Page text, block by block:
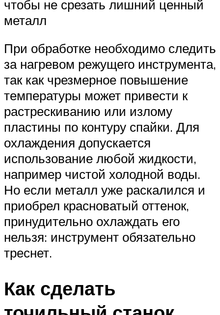
чтобы не срезать лишний ценный
металл
При обработке необходимо следить
за нагревом режущего инструмента,
так как чрезмерное повышение
температуры может привести к
растрескиванию или излому
пластины по контуру спайки. Для
охлаждения допускается
использование любой жидкости,
например чистой холодной воды.
Но если металл уже раскалился и
приобрел красноватый оттенок,
принудительно охлаждать его
нельзя: инструмент обязательно
треснет.
Как сделать